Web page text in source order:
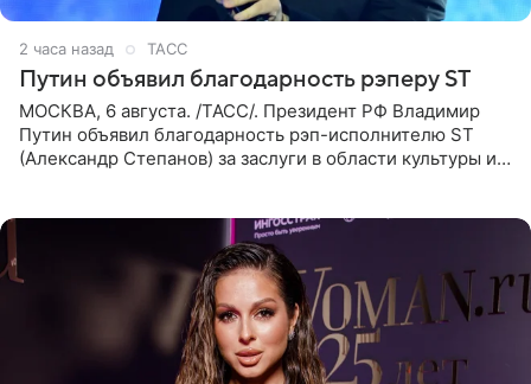
2 часа назад ТАСС
Путин объявил благодарность рэперу ST
МОСКВА, 6 августа. /ТАСС/. Президент РФ Владимир
Путин объявил благодарность рэп-исполнителю ST
(Александр Степанов) за заслуги в области культуры и